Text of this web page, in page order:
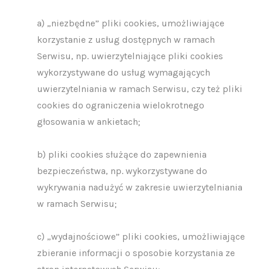
a) „niezbędne” pliki cookies, umożliwiające
korzystanie z usług dostępnych w ramach
Serwisu, np. uwierzytelniające pliki cookies
wykorzystywane do usług wymagających
uwierzytelniania w ramach Serwisu, czy też pliki
cookies do ograniczenia wielokrotnego
głosowania w ankietach;
b) pliki cookies służące do zapewnienia
bezpieczeństwa, np. wykorzystywane do
wykrywania nadużyć w zakresie uwierzytelniania
w ramach Serwisu;
c) „wydajnościowe” pliki cookies, umożliwiające
zbieranie informacji o sposobie korzystania ze